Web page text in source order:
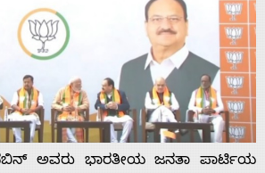
ಅವರು ಭಾರತೀಯ ಜನತಾ ಪಾರ್ಟಿಯ